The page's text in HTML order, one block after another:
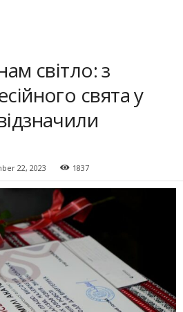
світло: з
свята у
22, 2023 1837